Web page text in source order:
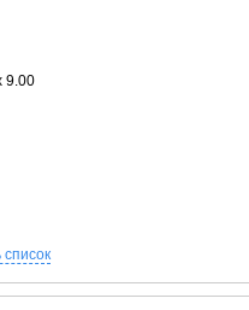
9.00
список